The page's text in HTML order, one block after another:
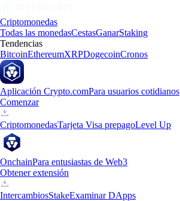
Criptomonedas
Todas las monedasCestasGanarStaking
Tendencias
BitcoinEthereumXRPDogecoinCronos
Aplicación Crypto.comPara usuarios cotidianos
Comenzar
CriptomonedasTarjeta Visa prepagoLevel Up
OnchainPara entusiastas de Web3
Obtener extensión
IntercambiosStakeExaminar DApps